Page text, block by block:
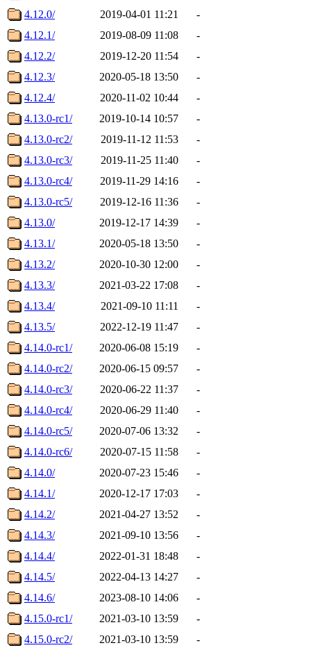
4.12.0/
2019-04-01 11:21
-
4.12.1/
2019-08-09 11:08
-
4.12.2/
2019-12-20 11:54
-
4.12.3/
2020-05-18 13:50
-
4.12.4/
2020-11-02 10:44
-
4.13.0-rc1/
2019-10-14 10:57
-
4.13.0-rc2/
2019-11-12 11:53
-
4.13.0-rc3/
2019-11-25 11:40
-
4.13.0-rc4/
2019-11-29 14:16
-
4.13.0-rc5/
2019-12-16 11:36
-
4.13.0/
2019-12-17 14:39
-
4.13.1/
2020-05-18 13:50
-
4.13.2/
2020-10-30 12:00
-
4.13.3/
2021-03-22 17:08
-
4.13.4/
2021-09-10 11:11
-
4.13.5/
2022-12-19 11:47
-
4.14.0-rc1/
2020-06-08 15:19
-
4.14.0-rc2/
2020-06-15 09:57
-
4.14.0-rc3/
2020-06-22 11:37
-
4.14.0-rc4/
2020-06-29 11:40
-
4.14.0-rc5/
2020-07-06 13:32
-
4.14.0-rc6/
2020-07-15 11:58
-
4.14.0/
2020-07-23 15:46
-
4.14.1/
2020-12-17 17:03
-
4.14.2/
2021-04-27 13:52
-
4.14.3/
2021-09-10 13:56
-
4.14.4/
2022-01-31 18:48
-
4.14.5/
2022-04-13 14:27
-
4.14.6/
2023-08-10 14:06
-
4.15.0-rc1/
2021-03-10 13:59
-
4.15.0-rc2/
2021-03-10 13:59
-